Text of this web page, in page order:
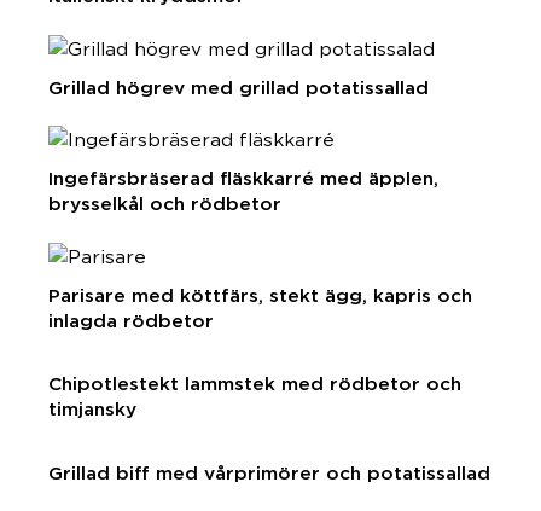
Grillad högrev med grillad potatissallad
Ingefärsbräserad fläskkarré med äpplen,
brysselkål och rödbetor
Parisare med köttfärs, stekt ägg, kapris och
inlagda rödbetor
Chipotlestekt lammstek med rödbetor och
timjansky
Grillad biff med vårprimörer och potatissallad